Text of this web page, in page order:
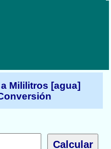
Mililitros [agua]